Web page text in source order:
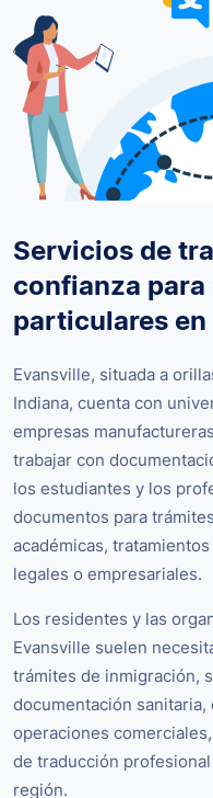
Servicios de
confianza para
particulares
Evansville, situada a
Indiana, cuenta con
empresas
trabajar con
los estudiantes y los
documentos para
académicas,
legales o empresariales.
Los residentes y las
Evansville suelen
trámites de inmigración,
documentación
operaciones
de traducción
región.